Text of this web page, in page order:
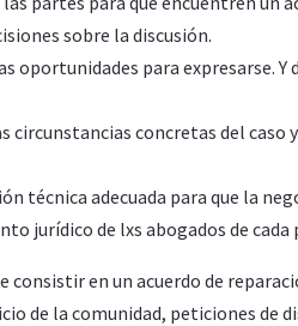
sobre la discusión.
oportunidades para expresarse.
circunstancias concretas del caso
técnica adecuada para que la
jurídico de lxs abogados de cada
en un acuerdo de
de la comunidad, peticiones de